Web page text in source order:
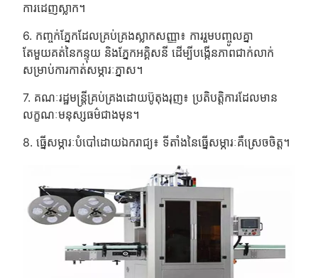
ការដេញស្លាក។
6. កញ្ចក់ភ្នែកដែលគ្រប់គ្រងស្លាកសញ្ញា៖ ការរួមបញ្ចូលគ្នា
តែមួយគត់នៃកន្ទុយ និងភ្នែកអគ្គិសនី ដើម្បីបង្កើនភាពជាក់លាក់
សម្រាប់ការកាត់សម្ភារៈភ្នាស។
7. គណៈរដ្ឋមន្ត្រីគ្រប់គ្រងដោយប៊ូតុងរុញ៖ ប្រតិបត្តិការដែលមាន
លក្ខណៈមនុស្សធម៌ជាងមុន។
8. ធ្នើសម្ភារៈបំបៅដោយឯករាជ្យ៖ ទីតាំងនៃធ្នើសម្ភារៈគឺស្រេចចិត្ត។